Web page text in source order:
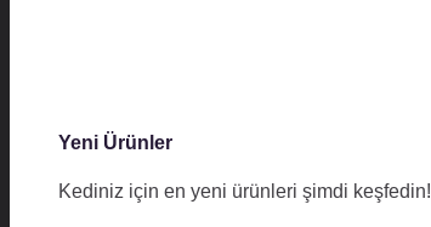
Yeni Ürünler
Kediniz için en yeni ürünleri şimdi keşfedin!